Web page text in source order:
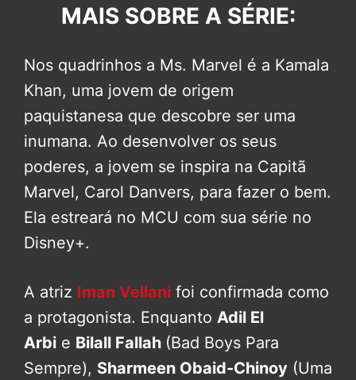
MAIS SOBRE A SÉRIE:
Nos quadrinhos a Ms. Marvel é a Kamala
Khan, uma jovem de origem
paquistanesa que descobre ser uma
inumana. Ao desenvolver os seus
poderes, a jovem se inspira na Capitã
Marvel, Carol Danvers, para fazer o bem.
Ela estreará no MCU com sua série no
Disney+.
A atriz Iman Vellani foi confirmada como
a protagonista. Enquanto Adil El
Arbi e Bilall Fallah (Bad Boys Para
Sempre), Sharmeen Obaid-Chinoy (Uma